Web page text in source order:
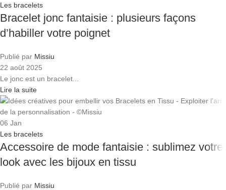
Les bracelets
Bracelet jonc fantaisie : plusieurs façons
d’habiller votre poignet
Publié par Missiu
22 août 2025
Le jonc est un bracelet...
Lire la suite
06 Jan
Les bracelets
Accessoire de mode fantaisie : sublimez votre
look avec les bijoux en tissu
Publié par Missiu